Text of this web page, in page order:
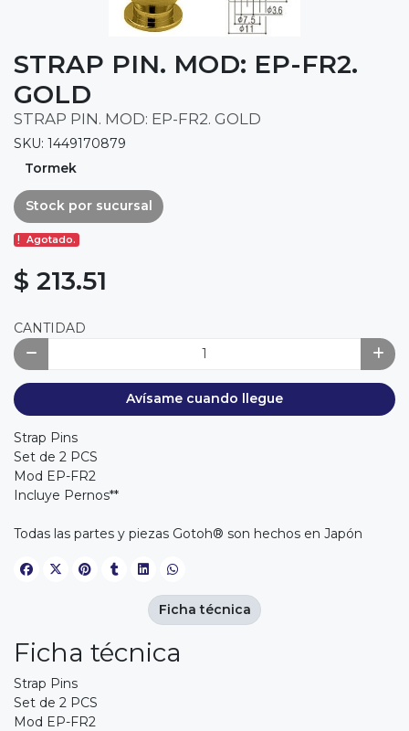
STRAP PIN. MOD: EP-FR2.
GOLD
STRAP PIN. MOD: EP-FR2. GOLD
SKU: 1449170879
Tormek
Stock por sucursal
Agotado.
$ 213.51
CANTIDAD
Avísame cuando llegue
Strap Pins
Set de 2 PCS
Mod EP-FR2
Incluye Pernos**
Todas las partes y piezas Gotoh® son hechos en Japón
Ficha técnica
Strap Pins
Set de 2 PCS
Mod EP-FR2
Ficha técnica